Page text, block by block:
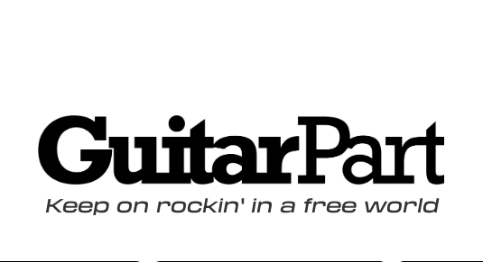
Keepon rockin' in a free world